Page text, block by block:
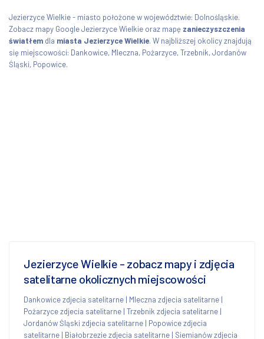
Jezierzyce Wielkie - miasto położone w województwie: Dolnośląskie.
Zobacz mapy Google Jezierzyce Wielkie oraz mapę zanieczyszczenia
światłem dla miasta Jezierzyce Wielkie. W najbliższej okolicy znajdują
się miejscowości: Dankowice, Mleczna, Pożarzyce, Trzebnik, Jordanów
Śląski, Popowice.
Jezierzyce Wielkie - zobacz mapy i zdjęcia
satelitarne okolicznych miejscowości
Dankowice zdjecia satelitarne | Mleczna zdjecia satelitarne |
Pożarzyce zdjecia satelitarne | Trzebnik zdjecia satelitarne |
Jordanów Śląski zdjecia satelitarne | Popowice zdjecia
satelitarne | Białobrzezie zdjecia satelitarne | Siemianów zdjecia